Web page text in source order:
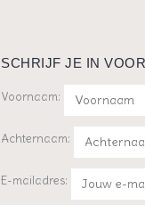
SCHRIJF JE IN
Voornaam:
Achternaam:
E-mailadres: